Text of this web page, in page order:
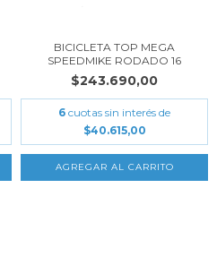
BICICLETA TOP MEGA
SPEEDMIKE RODADO 16
$243.690,00
6 cuotas sin interés de
$40.615,00